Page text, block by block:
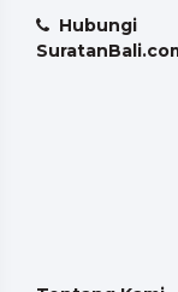
Hubungi